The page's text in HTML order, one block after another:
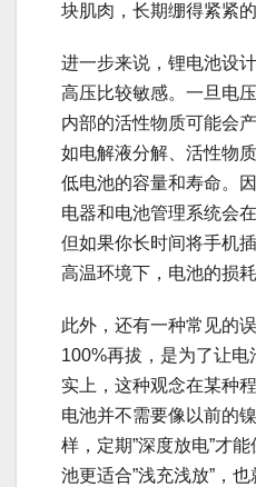
块肌肉，长期绷得紧紧
进一步来说，锂电池设
高压比较敏感。一旦电
内部的活性物质可能会
如电解液分解、活性物
低电池的容量和寿命。
电器和电池管理系统会
但如果你长时间将手机
高温环境下，电池的损
此外，还有一种常见的
100%再拔，是为了让电
实上，这种观念在某种
电池并不需要像以前的
样，定期”深度放电”才
池更适合”浅充浅放”，